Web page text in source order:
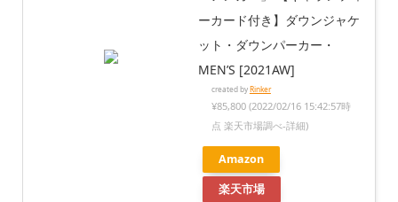
ーカード付き】ダウンジャケ
ット・ダウンパーカー・
MEN’S [2021AW]
created byRinker
¥85,800 (2022/02/16 15:42:57時
点 楽天市場調べ-詳細)
Amazon
楽天市場